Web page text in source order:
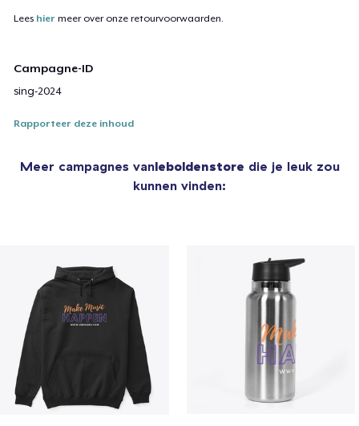
Lees hier meer over onze retourvoorwaarden.
Campagne-ID
sing-2024
Rapporteer deze inhoud
Meer campagnes vanleboldenstore die je leuk zou
kunnen vinden: